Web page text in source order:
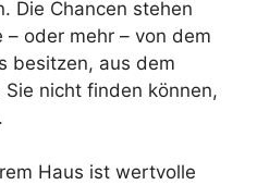
Die Chancen stehen
oder mehr – von dem
besitzen, aus dem
nicht finden können,
Haus ist wertvolle